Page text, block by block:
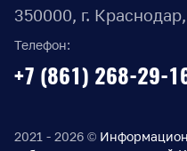
350000, г.
Телефон:
+7 (861) 268-29-
2021 - 2026 ©
Выборы Губернатора
Краснодарского края
края